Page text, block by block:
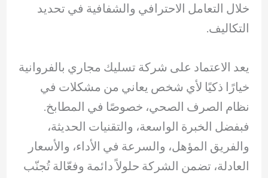
خلال التعامل الاحترافي والشفافية في تحديد
التكاليف.
يعد الاعتماد على شركة تسليك مجاري بالفروانية
خيارًا ذكيًا لأي شخص يعاني من مشكلات في
نظام الصرف الصحي، خصوصًا في المطابخ.
فبفضل الخبرة الواسعة، والتقنيات الحديثة،
والفريق المؤهل، والسرعة في الأداء، والأسعار
العادلة، تضمن الشركة حلولاً دائمة وفعّالة تُجنّب